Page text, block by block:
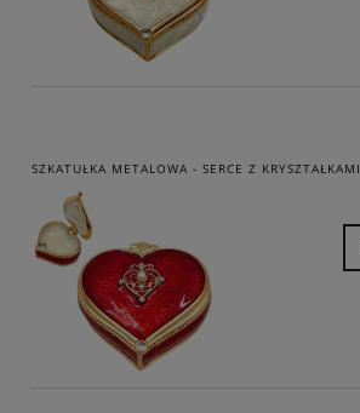
SZKATUŁKA METALOWA - SERCE Z KRYSZTAŁKAMI